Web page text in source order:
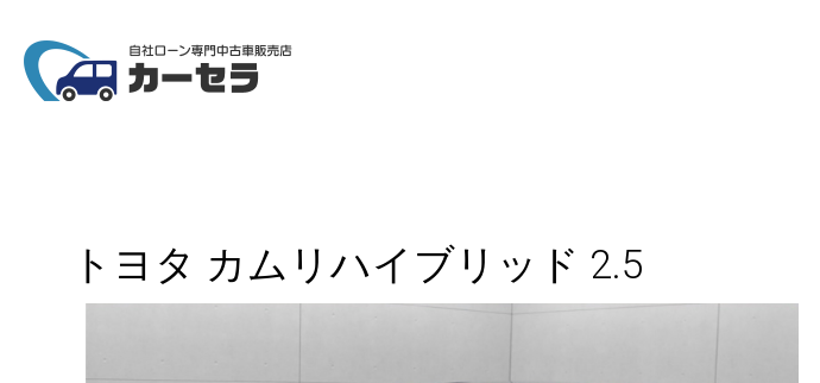
トヨタ カムリハイブリッド 2.5